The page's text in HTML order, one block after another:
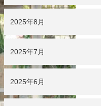
2025年8月
2025年7月
2025年6月